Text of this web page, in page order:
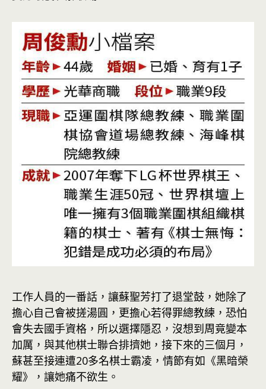
工作人員的一番話，讓蘇聖芳打了退堂鼓，她除了
擔心自己會被搓湯圓，更擔心若得罪總教練，恐怕
會失去國手資格，所以選擇隱忍，沒想到周竟變本
加厲，與其他棋士聯合排擠她，接下來的三個月，
蘇甚至接連遭20多名棋士霸凌，情節有如《黑暗榮
耀》，讓她痛不欲生。